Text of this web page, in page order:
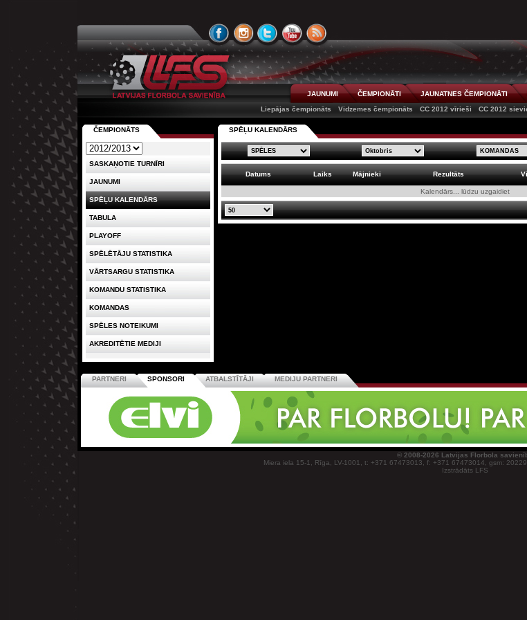
JAUNUMI ČEMPIONĀTI JAUNATNES ČEMPIONĀTI
Liepājas čempionāts
Vidzemes čempionāts CC 2012 vīrieši CC 2012
SPĒĻU KALENDĀRS
Datums Laiks Mājnieki Rezultāts
Kalendārs... lūdzu uzgaidiet
ČEMPIONĀTS
SASKAŅOTIE TURNĪRI
JAUNUMI
SPĒĻU KALENDĀRS
TABULA
PLAYOFF
SPĒLĒTĀJU STATISTIKA
VĀRTSARGU STATISTIKA
KOMANDU STATISTIKA
KOMANDAS
SPĒLES NOTEIKUMI
AKREDITĒTIE MEDIJI
PARTNERI SPONSORI ATBALSTĪTĀJI MEDIJU PARTNERI
© 2008-2026 Latvijas Florbola
Miera iela 15-1, Rīga, LV-1001, t: +371 67473013, f: +371 67473014, gsm:
Izstrādāts LFS